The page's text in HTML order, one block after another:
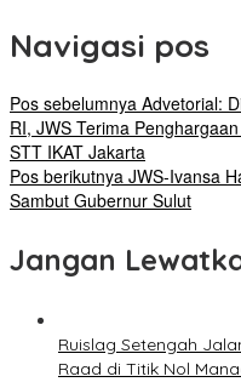
Navigasi pos
Pos sebelumnya Advetorial:
RI, JWS Terima
STT IKAT Jakarta
Pos berikutnya JWS-Ivansa
Sambut Gubernur Sulut
Jangan
Ruislag Setengah
Raad di Titik Nol